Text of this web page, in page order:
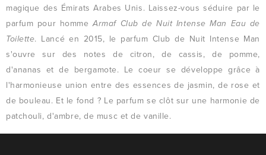
magique des Émirats Arabes Unis. Laissez-vous séduire par le
parfum pour hommeArmaf Club de Nuit Intense Man Eau de
Toilette. Lancé en 2015, le parfum Club de Nuit Intense Man
s'ouvre sur des notes de citron, de cassis, de pomme,
d'ananas et de bergamote. Le coeur se développe grâce à
l'harmonieuse union entre des essences de jasmin, de rose et
de bouleau. Et le fond ? Le parfum se clôt sur une harmonie de
patchouli, d'ambre, de musc et de vanille.